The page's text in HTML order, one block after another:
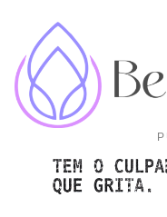
conteúdo